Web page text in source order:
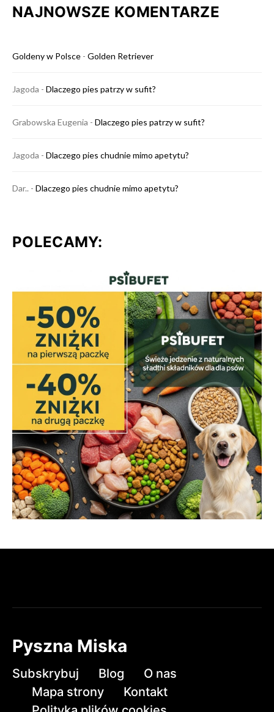
NAJNOWSZE KOMENTARZE
Goldeny w Polsce - Golden Retriever
Jagoda - Dlaczego pies patrzy w sufit?
Grabowska Eugenia - Dlaczego pies patrzy w sufit?
Jagoda - Dlaczego pies chudnie mimo apetytu?
Dar.. - Dlaczego pies chudnie mimo apetytu?
POLECAMY:
Pyszna Miska
Subskrybuj Blog
O nas
Mapa strony
Kontakt